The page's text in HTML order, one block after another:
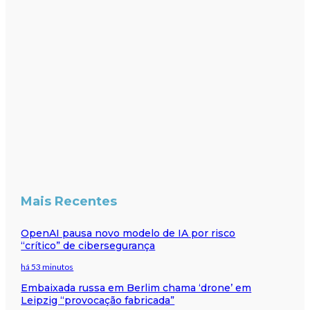
Mais Recentes
OpenAI pausa novo modelo de IA por risco
“crítico” de cibersegurança
há 53 minutos
Embaixada russa em Berlim chama ‘drone’ em
Leipzig “provocação fabricada”